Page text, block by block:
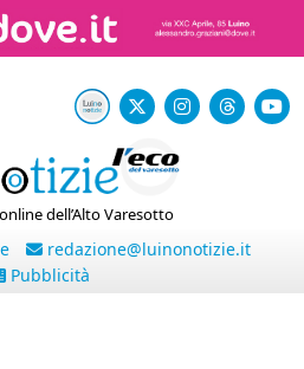
dell’Alto Varesotto
redazione@luinonotizie.it
Pubblicità